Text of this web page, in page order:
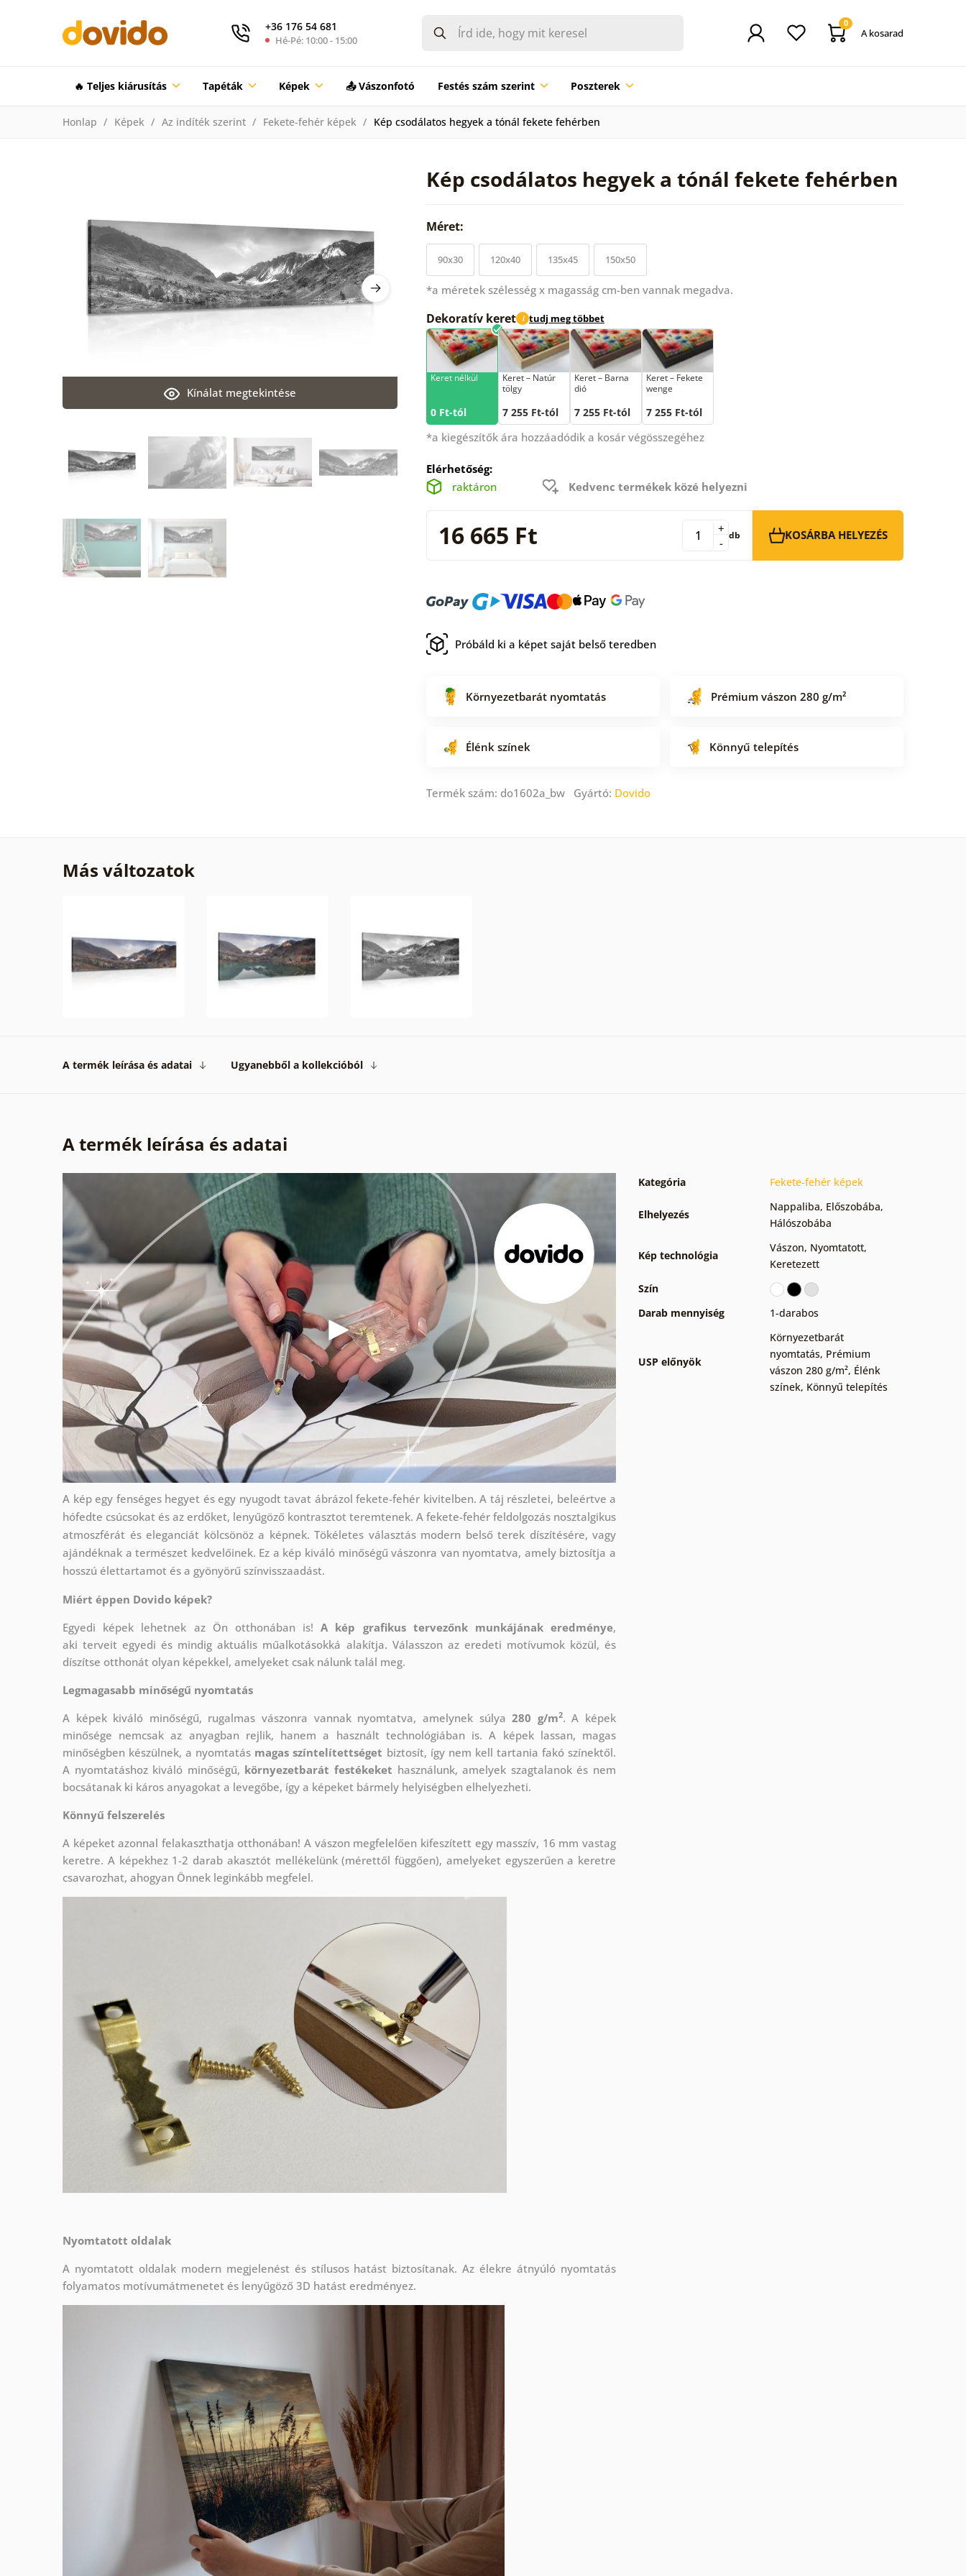
+36 176 54 681
Hé-Pé: 10:00 - 15:00
0
A kosarad
🔥 Teljes kiárusítás Tapéták Képek 📤 Vászonfotó Festés szám szerint Poszterek
Honlap Képek Az indíték szerint Fekete-fehér képek Kép csodálatos hegyek a tónál fekete fehérben
Kép csodálatos hegyek a tónál fekete fehérben
Kínálat megtekintése
Méret:
90x30 120x40 135x45 150x50
*a méretek szélesség x magasság cm-ben vannak megadva.
Dekoratív keret i tudj meg többet
Keret nélkül
0 Ft-tól
Keret – Natúr
tölgy
7 255 Ft-tól
Keret – Barna
dió
7 255 Ft-tól
Keret – Fekete
wenge
7 255 Ft-tól
*a kiegészítők ára hozzáadódik a kosár végösszegéhez
Elérhetőség:
raktáron
Kedvenc termékek közé helyezni
16 665 Ft -
+ db KOSÁRBA HELYEZÉS
Próbáld ki a képet saját belső teredben
Környezetbarát nyomtatás Prémium vászon 280 g/m²
Élénk színek Könnyű telepítés
Termék szám: do1602a_bw Gyártó: Dovido
Más változatok
A termék leírása és adatai Ugyanebből a kollekcióból
A termék leírása és adatai
A kép egy fenséges hegyet és egy nyugodt tavat ábrázol fekete-fehér kivitelben. A táj részletei, beleértve a
hófedte csúcsokat és az erdőket, lenyűgöző kontrasztot teremtenek. A fekete-fehér feldolgozás nosztalgikus
atmoszférát és eleganciát kölcsönöz a képnek. Tökéletes választás modern belső terek díszítésére, vagy
ajándéknak a természet kedvelőinek. Ez a kép kiváló minőségű vászonra van nyomtatva, amely biztosítja a
hosszú élettartamot és a gyönyörű színvisszaadást.
Miért éppen Dovido képek?
Egyedi képek lehetnek az Ön otthonában is!A kép grafikus tervezőnk munkájának eredménye,
akiterveit egyedi és mindig aktuális műalkotásokká alakítja. Válasszon az eredeti motívumok közül, és
díszítse otthonát olyan képekkel, amelyeket csak nálunk talál meg.
Legmagasabb minőségű nyomtatás
A képek kiváló minőségű, rugalmas vászonra vannak nyomtatva, amelynek súlya280 g/m2. A képek
minősége nemcsak az anyagban rejlik, hanem a használt technológiában is. A képek lassan, magas
minőségben készülnek, a nyomtatás magas színtelítettséget biztosít, így nem kell tartania fakó színektől.
A nyomtatáshoz kiváló minőségű, környezetbarát festékeket használunk, amelyek szagtalanok és nem
bocsátanak ki káros anyagokat a levegőbe, így a képeket bármely helyiségben elhelyezheti.
Könnyű felszerelés
A képeket azonnal felakaszthatja otthonában! A vászon megfelelően kifeszített egy masszív, 16 mm vastag
keretre. A képekhez 1-2 darab akasztót mellékelünk (mérettől függően), amelyeket egyszerűen a keretre
csavarozhat, ahogyan Önnek leginkább megfelel.
Nyomtatott oldalak
A nyomtatott oldalak modern megjelenést és stílusos hatást biztosítanak. Az élekre átnyúló nyomtatás
folyamatos motívumátmenetet és lenyűgöző 3D hatást eredményez.
Kategória Fekete-fehér képek
Elhelyezés
Nappaliba, Előszobába,
Hálószobába
Kép technológia
Vászon, Nyomtatott,
Keretezett
Szín
Darab mennyiség
1-darabos
USP előnyök
Környezetbarát
nyomtatás, Prémium
vászon 280 g/m², Élénk
színek, Könnyű telepítés